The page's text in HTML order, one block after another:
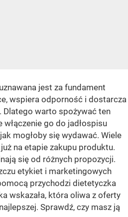
jest za fundament
wspiera odporność i dostarcza
Dlatego warto spożywać ten
włączenie go do jadłospisu
mogłoby się wydawać. Wiele
na etapie zakupu produktu.
się od różnych propozycji.
etykiet i marketingowych
przychodzi dietetyczka
wskazała, która oliwa z oferty
Sprawdź, czy masz ją